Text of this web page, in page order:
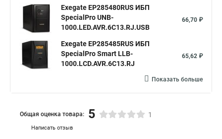
Exegate EP285480RUS ИБП
SpecialPro UNB-
1000.LED.AVR.6C13.RJ.USB
66,70 ₽
Exegate EP285485RUS ИБП
SpecialPro Smart LLB-
1000.LCD.AVR.6C13.RJ
65,62 ₽
Показать больше
Написать отзыв
Общая оценка товара: 5 1